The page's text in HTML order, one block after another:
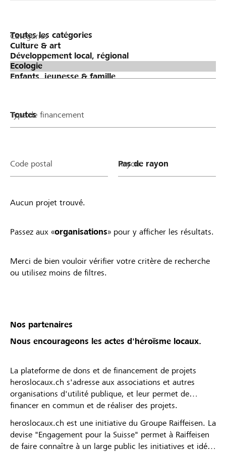
Catégories
Type de financement
Code postal Rayon
Aucun projet trouvé.
Passez aux «organisations» pour y afficher les résultats.
Merci de bien vouloir vérifier votre critère de recherche
ou utilisez moins de filtres.
Nos partenaires
Nous encourageons les actes d'héroïsme locaux.
La plateforme de dons et de financement de projets
heroslocaux.ch s'adresse aux associations et autres
organisations d'utilité publique, et leur permet de
financer en commun et de réaliser des projets.
heroslocaux.ch est une initiative du Groupe Raiffeisen. La
devise "Engagement pour la Suisse" permet à Raiffeisen
de faire connaître à un large public les initiatives et idées